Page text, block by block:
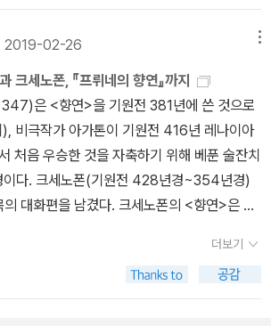
(14) 그러니 아들아, 네가 분별력이 있다면
서해달라고 신들에게 기도할 것이다. 신들이
기고 네게 잘해주기를 거절하지 않도록 말이
테스 회상록> 제2권 제2장, p83 (4) 하지만
함께 자란 이들은 강한 연대감을 갖게 되네.
서로에게 어떤 그리움 같은 것을 느끼니 말일
도 형제가 없는 사람보다는 형제가 있는 사람
한다네. _ 크세노폰, <소크라테스 회상록> 제
우리에게 보여지는 인간 소크라테스의 주제
주제와는 조금 다르다. <소크라테스 회상록
설을 주장하며, 탁월함을 가르칠 수 없다는
드로스가 휴대한 고전이 <일리아스>만은 아
사건을 주관적인 견해에 따라 기술한다는 것
르시아 원정기>도 예외가 아닐뿐더러 자전
작을 대표한다. 이 <원정기>에 퀴로스2세의
세노폰이 고민하는 대목이 있다. 적성국가의
다! 이것은 쉬운 선택이 아니었다. 스승인 소
병 참여 여부를 나와 상의하지 않았느냐고
가 훗날 고향 사람들로부터 오해를 받을 수
모양새를 갖추라고 조언한다(머잖아 국가의 신
로 재판에 회부될 소크라테스의 당부다). 두
름없는 사제지간이었음을 엿볼 수 있지만
문이다(앞의 책 74~75면). 실제로 스톡홀름
들은 인질의 생존 확률을 높이려면 인질범을
행동 원칙 및 방침을 제시한 바 있다. 유사시
15일이면 민방위훈련을 하듯, '스톡홀름 증후
있다면, 혹시라도 그런 상황에 처했을 때(누가
) 자신만이 아니라 함께 연루된 인질들을 구
기다. 터너가 권하는 행동 원칙 중 첫째는 이
, 인질범이 희망을 유지하도록 최대한 도와라.
에 끝내 남은 것 하나가 희망이었다는데 가혹
피해자든 죽음을 눈앞에 맞이했다는 점에서
을 활용하시라는 말씀. 오로지 생존을 위해
생은 거의 대부분의 플라톤 대화편들을 번역
는 번역하지 않았다. 이런 선택은 위작 논란
것일까? 궁금증 가운데 하나였다. 반면 다른
년 12월) 박종현의 역주 <메넥세노스>가 추
이정호의 번역은 2008년 출간) <메넥세노
어나 있음을 느끼게 한다. (물론 위작 논란 중
서 제외되는 것은 아니다) <메넥세노스
문(추도사)을 다룬 대화편이다. 연설문을 메
이 으레 그렇듯이 대담자(참가자)와의 농담
쳐지지만, 연설은 무한정 길어질 수도 없고, 정
. 그러므로 그 분량이 짧다. 때문에 번역은 하
2019-02-26
크세노폰, 『프뤼네의 향연』까지
은 <향연>을 기원전 381년에 쓴 것으로
비극작가 아가톤이 기원전 416년 레나이아
처음 우승한 것을 자축하기 위해 베푼 술잔치
다. 크세노폰(기원전 428년경~354년경)
대화편을 남겼다. 크세노폰의 <향연>은 기
회에서 있었던 일을 (크세노폰이) 들려주는 이
해도 작중 ‘향연(대화)’ 시점을 크세노폰이
라테스의 생각(철학)을 추정하는, 단초가 된
더보기